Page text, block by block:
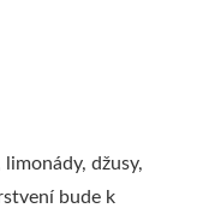
džusy,
bude k